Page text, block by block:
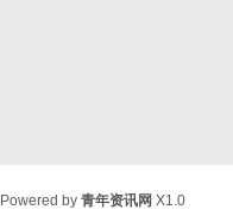
Powered by 青年资讯网 X1.0